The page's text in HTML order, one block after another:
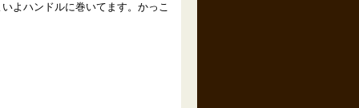
よハンドルに巻いてます。かっこ